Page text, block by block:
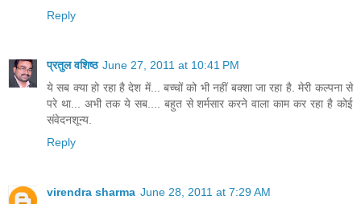
Reply
प्रतुल वशिष्ठ June 27, 2011 at 10:41 PM
ये सब क्या हो रहा है देश में... बच्चों को भी नहीं बक्शा जा रहा है. मेरी कल्पना से
परे था... अभी तक ये सब.... बहुत से शर्मसार करने वाला काम कर रहा है कोई
संवेदनशून्य.
Reply
virendra sharma June 28, 2011 at 7:29 AM